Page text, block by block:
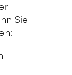
Sie